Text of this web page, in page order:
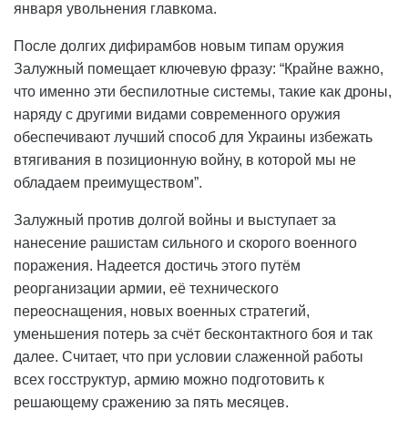
января увольнения главкома.
После долгих дифирамбов новым типам оружия
Залужный помещает ключевую фразу: “Крайне важно,
что именно эти беспилотные системы, такие как дроны,
наряду с другими видами современного оружия
обеспечивают лучший способ для Украины избежать
втягивания в позиционную войну, в которой мы не
обладаем преимуществом”.
Залужный против долгой войны и выступает за
нанесение рашистам сильного и скорого военного
поражения. Надеется достичь этого путём
реорганизации армии, её технического
переоснащения, новых военных стратегий,
уменьшения потерь за счёт бесконтактного боя и так
далее. Считает, что при условии слаженной работы
всех госструктур, армию можно подготовить к
решающему сражению за пять месяцев.